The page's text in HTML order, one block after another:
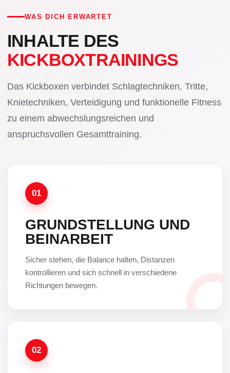
WAS DICH ERWARTET
INHALTE DES
KICKBOXTRAININGS
Das Kickboxen verbindet Schlagtechniken, Tritte,
Knietechniken, Verteidigung und funktionelle Fitness
zu einem abwechslungsreichen und
anspruchsvollen Gesamttraining.
01
GRUNDSTELLUNG UND
BEINARBEIT
Sicher stehen, die Balance halten, Distanzen
kontrollieren und sich schnell in verschiedene
Richtungen bewegen.
02